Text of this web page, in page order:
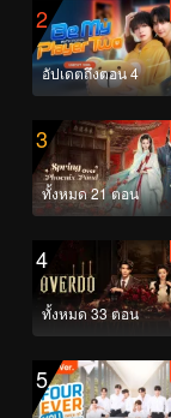
2
อัปเดตถึงตอน 4
3
ทั้งหมด 21 ตอน
4
ทั้งหมด 33 ตอน
5